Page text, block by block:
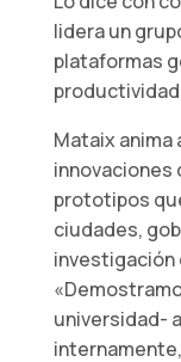
lidera un
plataformas
Mataix
innovaciones
prototipos
ciudades,
investigación
universidad-